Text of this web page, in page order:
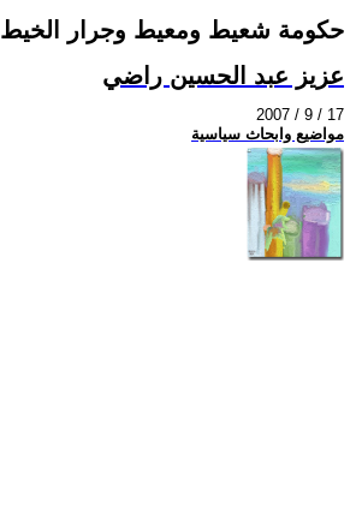
حكومة شعيط ومعيط وجرار الخيط
عزيز عبد الحسين راضي
2007 / 9 / 17
مواضيع وابحاث سياسية